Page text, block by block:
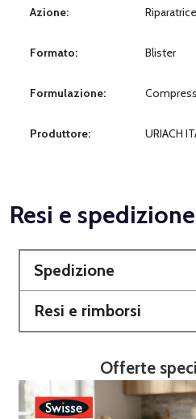
Azione: Riparatrice
Formato: Blister
Formulazione:
Produttore: URIACH
Resi e spedizione
Spedizione
Resi e rimborsi
Offerte